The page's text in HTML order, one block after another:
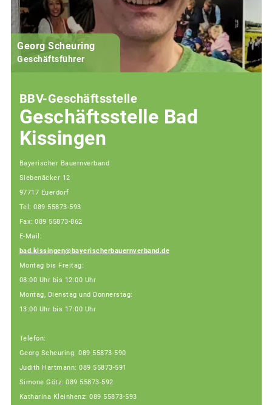
Georg Scheuring
Geschäftsführer
BBV-Geschäftsstelle
Geschäftsstelle Bad
Kissingen
Bayerischer Bauernverband
Siebenäcker 12
97717 Euerdorf
Tel: 089 55873-593
Fax: 089 55873-862
E-Mail:
bad.kissingen@bayerischerbauernverband.de
Montag bis Freitag:
08:00 Uhr bis 12:00 Uhr
Montag, Dienstag und Donnerstag:
13:00 Uhr bis 17:00 Uhr
Telefon:
Georg Scheuring: 089 55873-590
Judith Hartmann: 089 55873-591
Simone Götz: 089 55873-592
Katharina Kleinhenz: 089 55873-593